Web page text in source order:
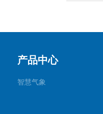
产品中心
智慧气象